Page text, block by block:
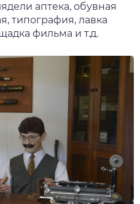
аптека, обувная
типография, лавка
фильма и т.д.